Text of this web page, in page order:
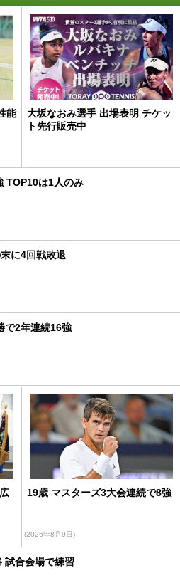
能
大坂なおみ選手 出場表明 チケッ
ト先行販売中
TOP10は1人のみ
に4回戦敗退
で2年連続16強
19歳 マスターズ3大会連続で8強
(2026年8月9日)
試合会場で練習